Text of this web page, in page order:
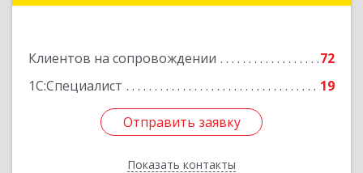
Клиентов на сопровождении
72
1С:Специалист
19
Отправить заявку
Показать контакты
Подробнее
Отправить заявку
Назад